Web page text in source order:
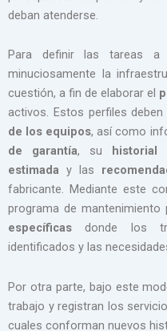
deban atenderse.
Para definir las tareas a
minuciosamente la
cuestión, a fin de elaborar el
activos. Estos perfiles
de los equipos, así como
de garantía, su historial
estimada y las
fabricante. Mediante este
programa de
específicas donde los
identificados y las
Por otra parte, bajo este
trabajo y registran los
cuales conforman nuevos